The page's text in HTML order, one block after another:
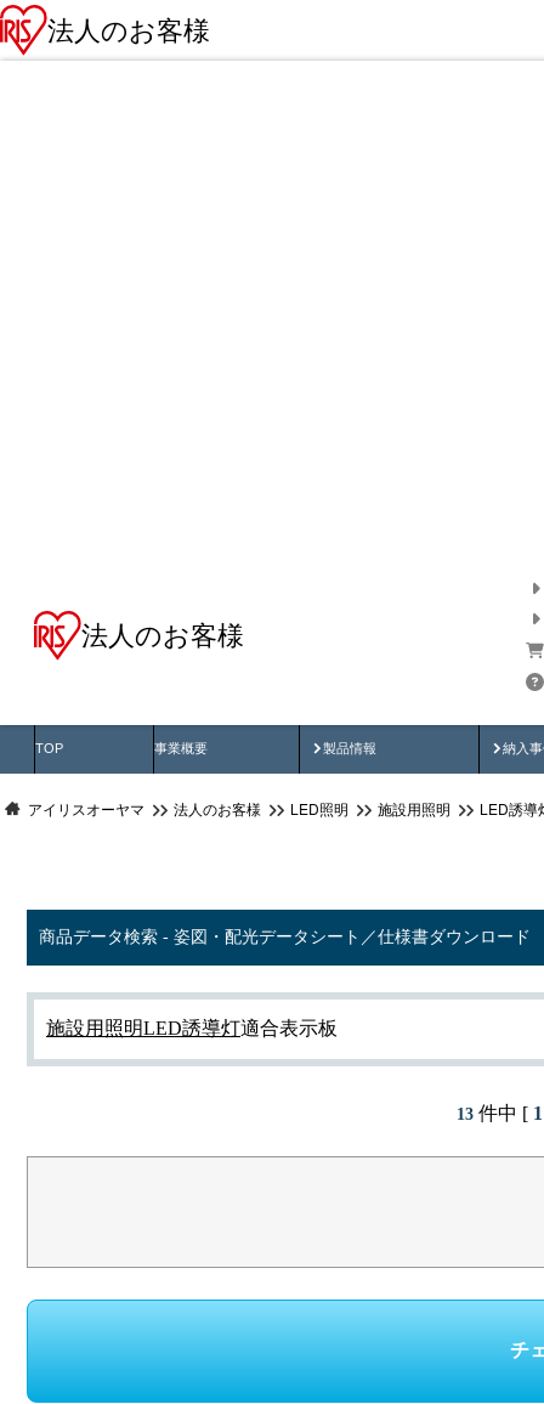
法人のお客様
法人のお客様
TOP 事業概要 製品情報
製品動画 納入
納
アイリスオーヤマ 法人のお客様 LED照明 施設用照明 LED誘導
商品データ検索 - 姿図・配光データシート／仕様書ダウンロード
施設用照明LED誘導灯適合表示板
13件中 [